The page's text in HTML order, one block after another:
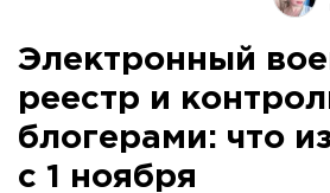
Электронный
реестр и
блогерами: что
с 1 ноября